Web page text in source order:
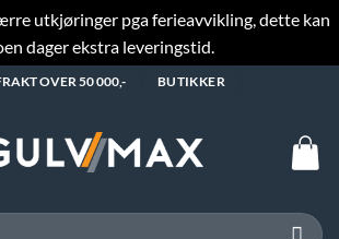
utkjøringer pga ferieavvikling, dette kan
dager ekstra leveringstid.
OVER 50 000,- BUTIKKER